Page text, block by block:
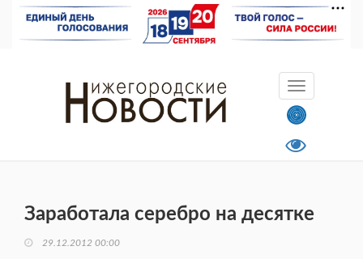
Заработала серебро на десятке
29.12.2012 00:00